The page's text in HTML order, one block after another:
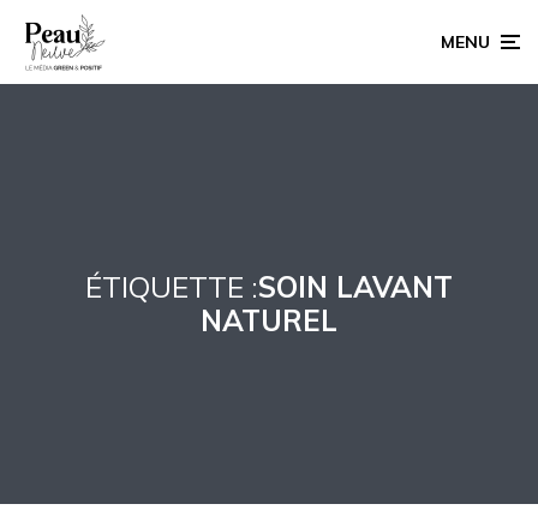
MENU
ÉTIQUETTE :SOIN LAVANT
NATUREL